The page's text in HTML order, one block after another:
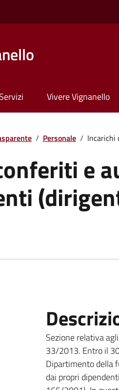
Servizi Vivere Vignanello
/ Personale / Incarichi
e
Sezione relativa
33/2013. Entro il
Dipartimento della
dai propri